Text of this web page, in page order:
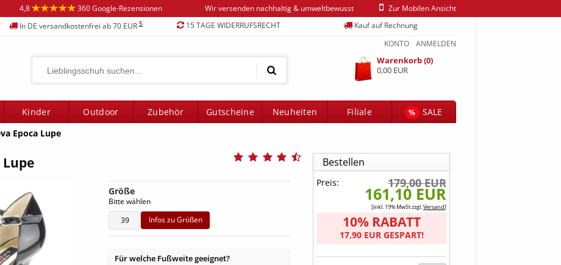
4,8 360 Google-Rezensionen Wir versenden nachhaltig & umweltbewusst
Zur Mobilen Ansicht
In DE versandkostenfrei ab 70 EUR5 15 TAGE WIDERRUFSRECHT
Kauf auf Rechnung
ANMELDEN
KONTO
Warenkorb (0)
0,00 EUR
Kinder Outdoor Zubehör Gutscheine Neuheiten Filiale %
SALE
Epoca Lupe
Lupe
Größe
Bitte wählen
39
Infos zu Größen
Für welche Fußweite geeignet?
Bestellen
Preis: 179,00 EUR
161,10 EUR
[inkl. 19% MwSt zzgl.Versand]
10% RABATT
17,90 EUR GESPART!